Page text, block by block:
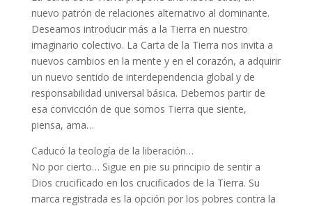
nuevo patrón de relaciones alternativo al dominante.
Deseamos introducir más a la Tierra en nuestro
imaginario colectivo. La Carta de la Tierra nos invita a
nuevos cambios en la mente y en el corazón, a adquirir
un nuevo sentido de interdependencia global y de
responsabilidad universal básica. Debemos partir de
esa convicción de que somos Tierra que siente,
piensa, ama…
Caducó la teología de la liberación…
No por cierto… Sigue en pie su principio de sentir a
Dios crucificado en los crucificados de la Tierra. Su
marca registrada es la opción por los pobres contra la